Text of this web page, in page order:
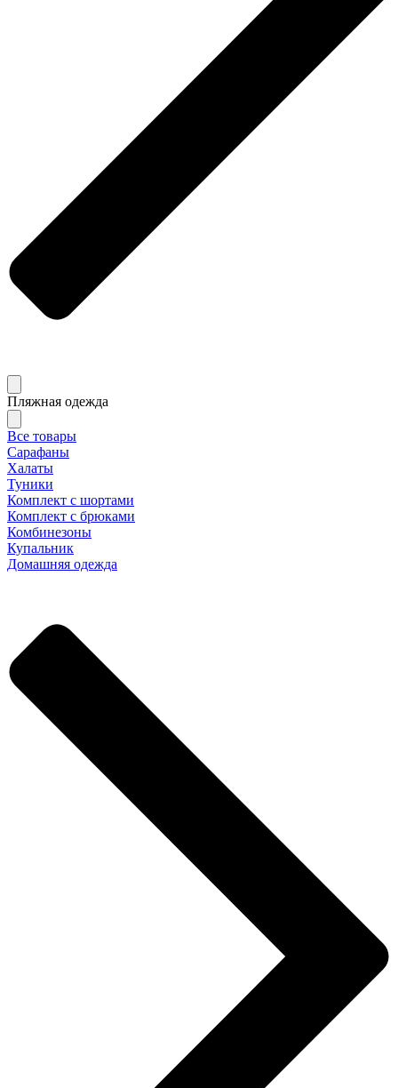
Пляжная одежда
Все товары
Сарафаны
Халаты
Туники
Комплект с шортами
Комплект с брюками
Комбинезоны
Купальник
Домашняя одежда